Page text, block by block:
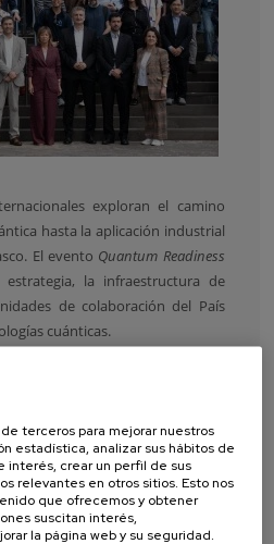
exploran el camino
hasta la aplicación industrial
El evento Quantum Readiness
estrategia, la infraestructura de
de colaboración del País
cuánticas.
EN PINT OF
2026 CON TRES
NANOCIENCIA, LUZ
DE
terceros para mejorar nuestros
estadística, analizar sus hábitos de
interés, crear un perfil de sus
relevantes en otros sitios. Esto nos
que ofrecemos y obtener
suscitan interés,
la página web y su seguridad.